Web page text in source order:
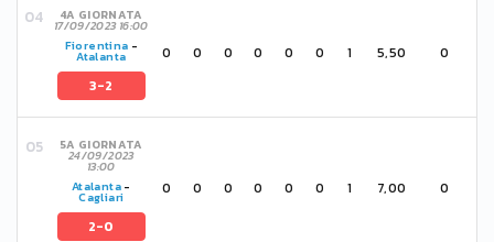
4A GIORNATA
17/09/2023 16:00
Fiorentina -
Atalanta
3-2
0 0 0 0 0 0 1 5,50 0
5A GIORNATA
24/09/2023
13:00
Atalanta-
Cagliari
2-0
0 0 0 0 0 0 1 7,00 0